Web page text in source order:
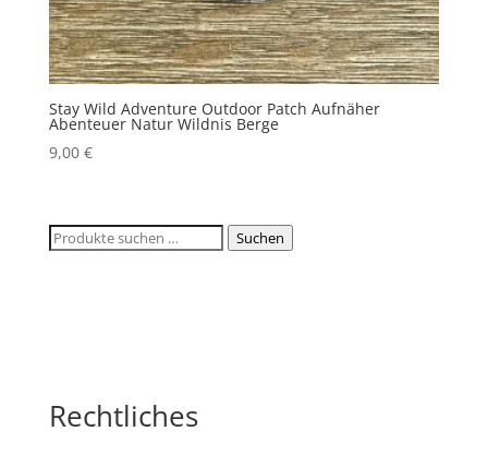
Stay Wild Adventure Outdoor Patch Aufnäher
Abenteuer Natur Wildnis Berge
9,00 €
Suchen
Suchen
Rechtliches